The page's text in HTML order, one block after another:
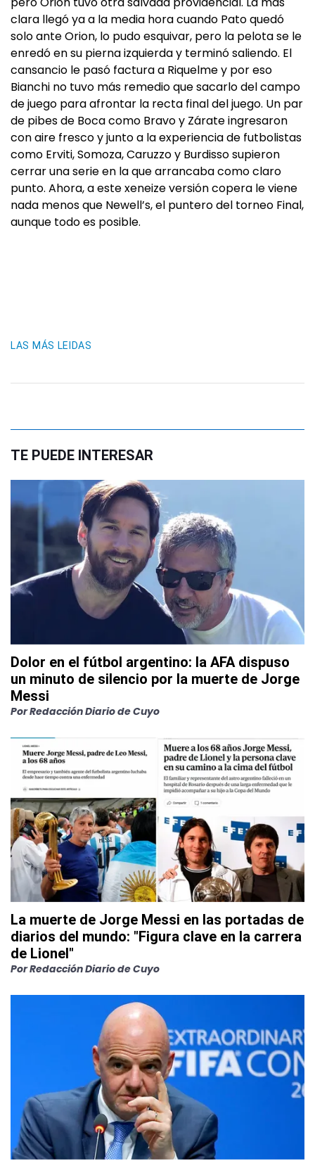
clara llegó ya a la media hora cuando Pato quedó
solo ante Orion, lo pudo esquivar, pero la pelota se le
enredó en su pierna izquierda y terminó saliendo. El
cansancio le pasó factura a Riquelme y por eso
Bianchi no tuvo más remedio que sacarlo del campo
de juego para afrontar la recta final del juego. Un par
de pibes de Boca como Bravo y Zárate ingresaron
con aire fresco y junto a la experiencia de futbolistas
como Erviti, Somoza, Caruzzo y Burdisso supieron
cerrar una serie en la que arrancaba como claro
punto. Ahora, a este xeneize versión copera le viene
nada menos que Newell’s, el puntero del torneo Final,
aunque todo es posible.
LAS MÁS LEIDAS
TE PUEDE INTERESAR
Dolor en el fútbol argentino: la AFA dispuso
un minuto de silencio por la muerte de Jorge
Messi
PorRedacción Diario de Cuyo
La muerte de Jorge Messi en las portadas de
diarios del mundo: "Figura clave en la carrera
de Lionel"
PorRedacción Diario de Cuyo